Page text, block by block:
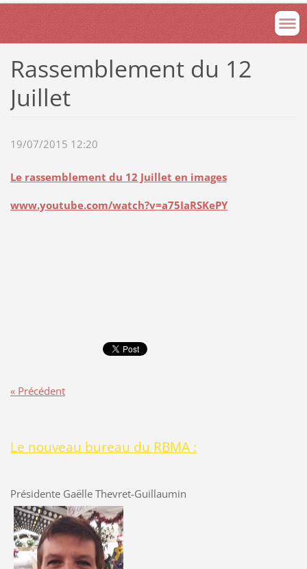
Rassemblement du 12
Juillet
19/07/2015 12:20
Le rassemblement du 12 Juillet en images
www.youtube.com/watch?v=a75IaRSKePY
« Précédent
Le nouveau bureau du RBMA :
Présidente Gaëlle Thevret-Guillaumin